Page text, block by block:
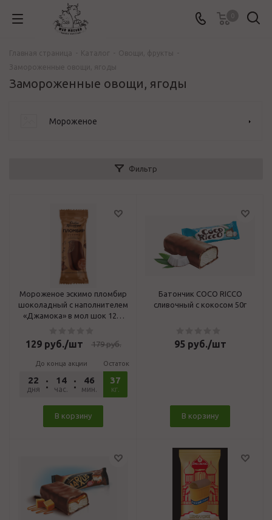
Замороженные овощи, ягоды
Мороженое
Фильтр
Мороженое эскимо пломбир
шоколадный с наполнителем
«Джамока» в мол шок 12%
129руб./шт 179руб.
До конца акции
22
дня
14
час.
46
мин.
52
сек.
Остаток
37
кг.
В корзину
Батончик COCO RICCO
сливочный с кокосом 50г
95руб./шт
В корзину